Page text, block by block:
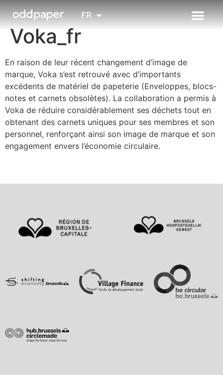
FR
NL
EN
Voka_fr
En raison de leur récent changement d’image de
marque, Voka s’est retrouvé avec d’importants
excédents de matériel de papeterie (Enveloppes, blocs-
notes et carnets obsolètes). La collaboration a permis à
Voka de réduire considérablement ses déchets tout en
obtenant des carnets uniques pour ses membres et son
personnel, renforçant ainsi son image de marque et son
engagement envers l’économie circulaire.